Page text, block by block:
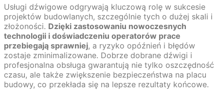
Usługi dźwigowe odgrywają kluczową rolę w sukcesie
projektów budowlanych, szczególnie tych o dużej skali i
złożoności. Dzięki zastosowaniu nowoczesnych
technologii i doświadczeniu operatorów prace
przebiegają sprawniej, a ryzyko opóźnień i błędów
zostaje zminimalizowane. Dobrze dobrane dźwigi i
profesjonalna obsługa gwarantują nie tylko oszczędność
czasu, ale także zwiększenie bezpieczeństwa na placu
budowy, co przekłada się na lepsze rezultaty końcowe.